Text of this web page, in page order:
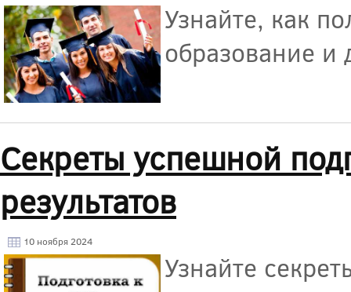
Узнайте, как
образование и
Секреты успешной
результатов
10 ноября 2024
Узнайте